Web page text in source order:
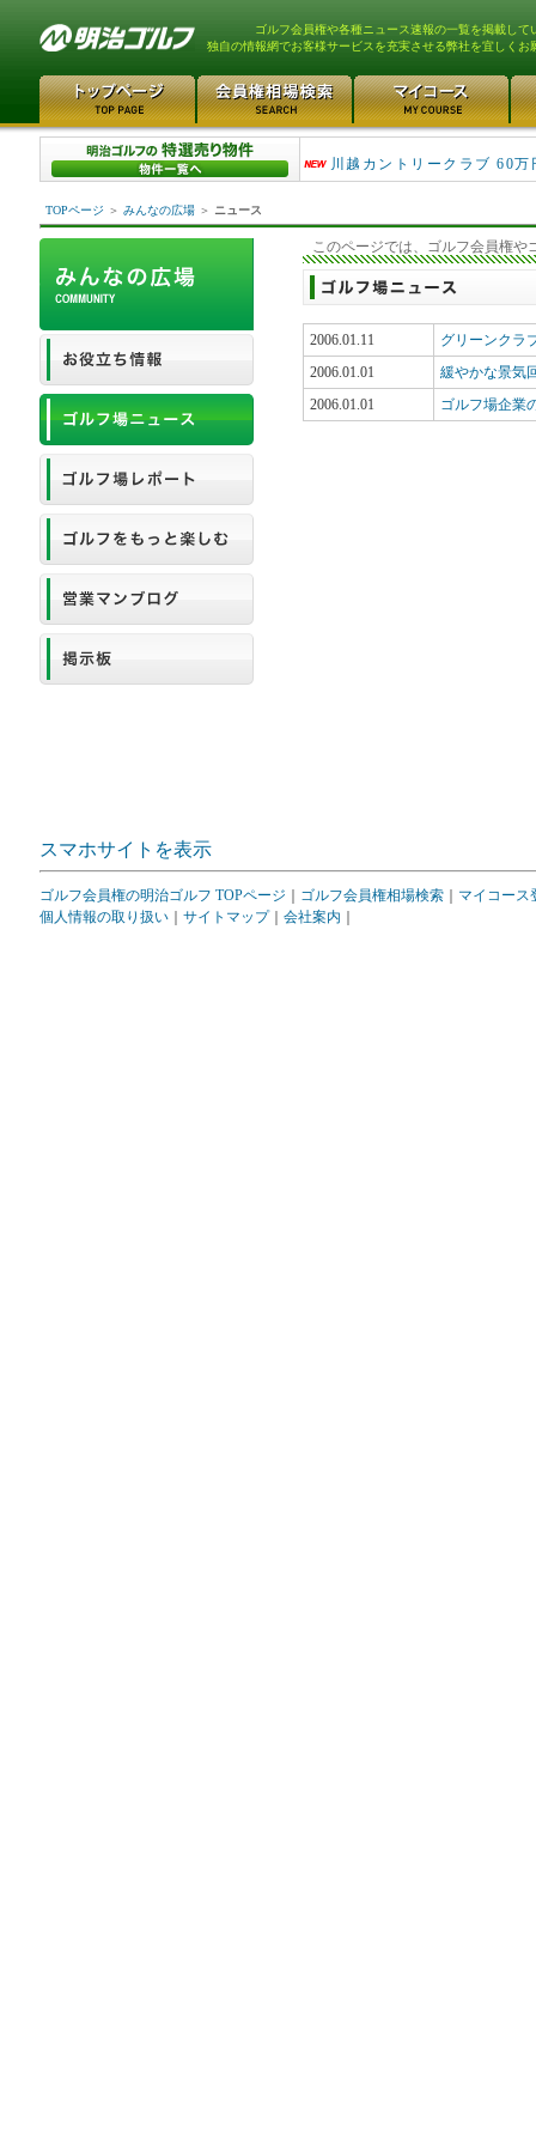
ゴルフ会員権や各種ニュース速報の一覧を掲載して
独自の情報網でお客様サービスを充実させる弊社を宜しくお
津久井湖ゴルフ倶楽部 80万
川越カントリークラブ 60万
TOPページ ＞ みんなの広場 ＞ ニュース
このページでは、ゴルフ会員権や
2006.01.11
グリーンクラ
2006.01.01
緩やかな景気
2006.01.01
ゴルフ場企業
スマホサイトを表示
ゴルフ会員権の明治ゴルフ TOPページ ゴルフ会員権相場検索
マイコース
個人情報の取り扱い
サイトマップ｜ 会社案内